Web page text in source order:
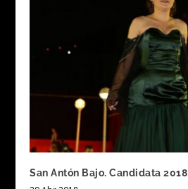
San Antón Bajo. Candidata 2018